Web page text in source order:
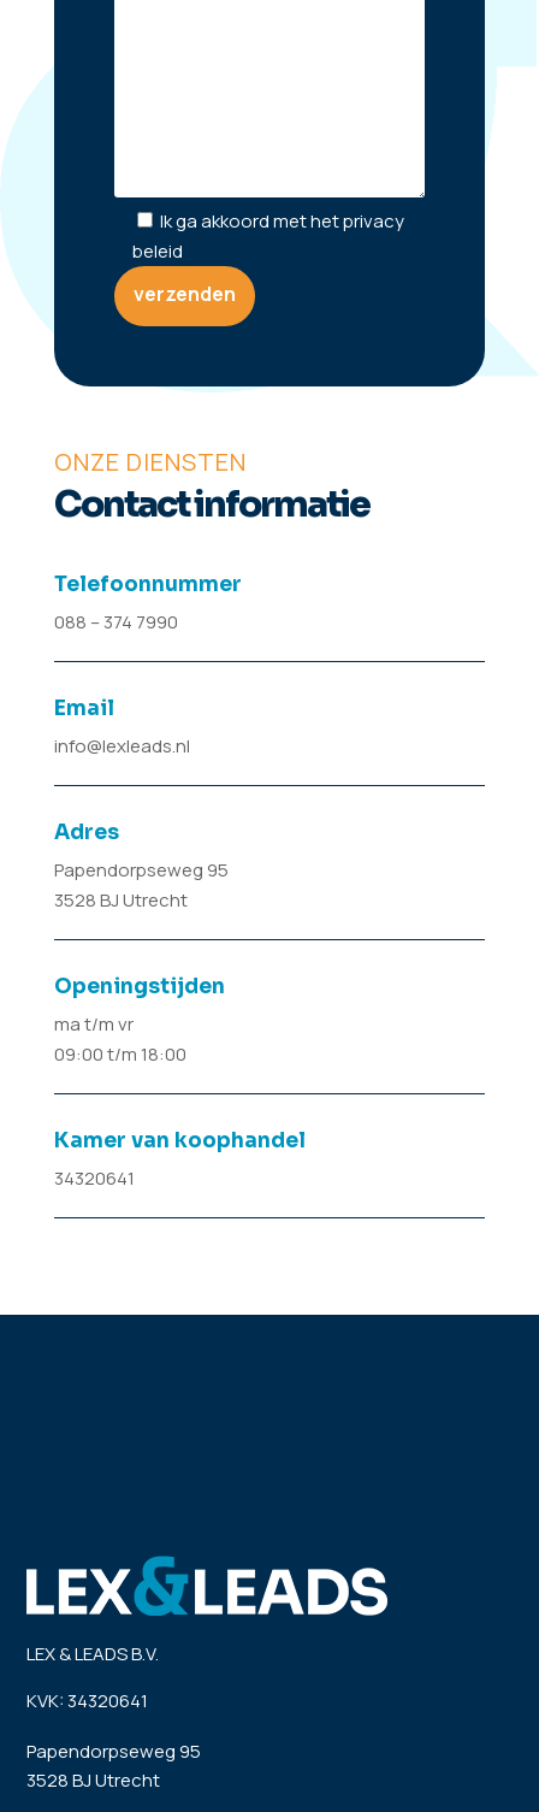
Ik ga akkoord met het privacy
beleid
ONZE DIENSTEN
Contact informatie
Telefoonnummer
088 – 374 7990
Email
info@lexleads.nl
Adres
Papendorpseweg 95
3528 BJ Utrecht
Openingstijden
ma t/m vr
09:00 t/m 18:00
Kamer van koophandel
34320641
LEX & LEADS B.V.
KVK: 34320641
Papendorpseweg 95
3528 BJ Utrecht